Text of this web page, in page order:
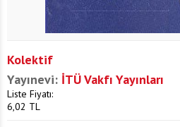
Kolektif
Yayınevi: İTÜ Vakfı Yayınları
Liste Fiyatı:
6,02 TL